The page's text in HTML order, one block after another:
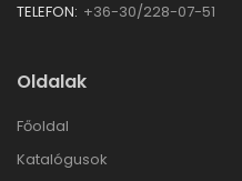
TELEFON: +36-30/228-07-51
Oldalak
Főoldal
Katalógusok